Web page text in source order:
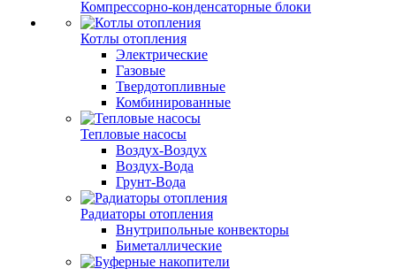
Компрессорно-конденсаторные блоки
Котлы отопления
Электрические
Газовые
Твердотопливные
Комбинированные
Тепловые насосы
Воздух-Воздух
Воздух-Вода
Грунт-Вода
Радиаторы отопления
Внутрипольные конвекторы
Биметаллические